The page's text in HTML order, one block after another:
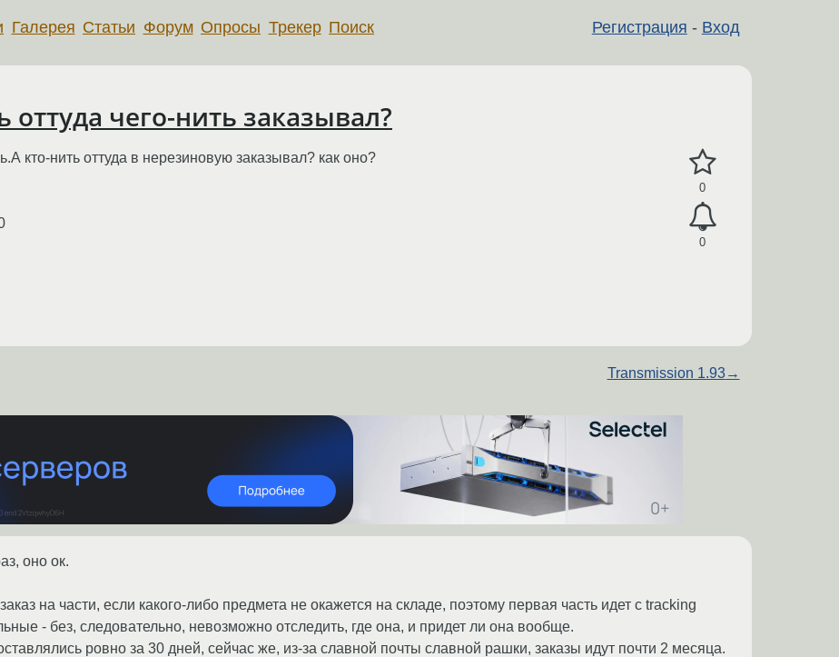
Регистрация - Вход
Галерея Статьи Форум Опросы Трекер Поиск
чего-нить заказывал?
0
0
кто-нить оттуда в нерезиновую заказывал? как оно?
Transmission 1.93→
оно ок.
на части, если какого-либо предмета не окажется на складе, поэтому первая часть идет с tracking
- без, следовательно, невозможно отследить, где она, и придет ли она вообще.
ровно за 30 дней, сейчас же, из-за славной почты славной рашки, заказы идут почти 2 месяца.